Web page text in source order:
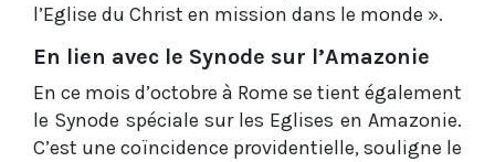
l’Eglise du Christ en mission dans le monde ».
En lien avec le Synode sur l’Amazonie
En ce mois d’octobre à Rome se tient également
le Synode spéciale sur les Eglises en Amazonie.
C’est une coïncidence providentielle, souligne le